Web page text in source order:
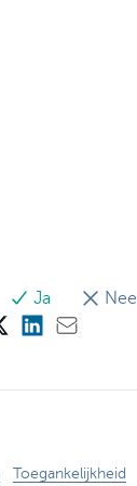
Ja Nee
Toegankelijkheid